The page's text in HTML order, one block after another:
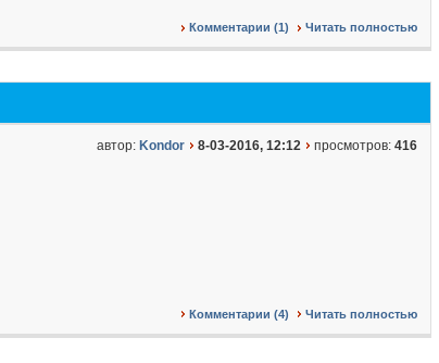
Комментарии (1) Читать полностью
автор: Kondor 8-03-2016, 12:12 просмотров: 416
Комментарии (4) Читать полностью